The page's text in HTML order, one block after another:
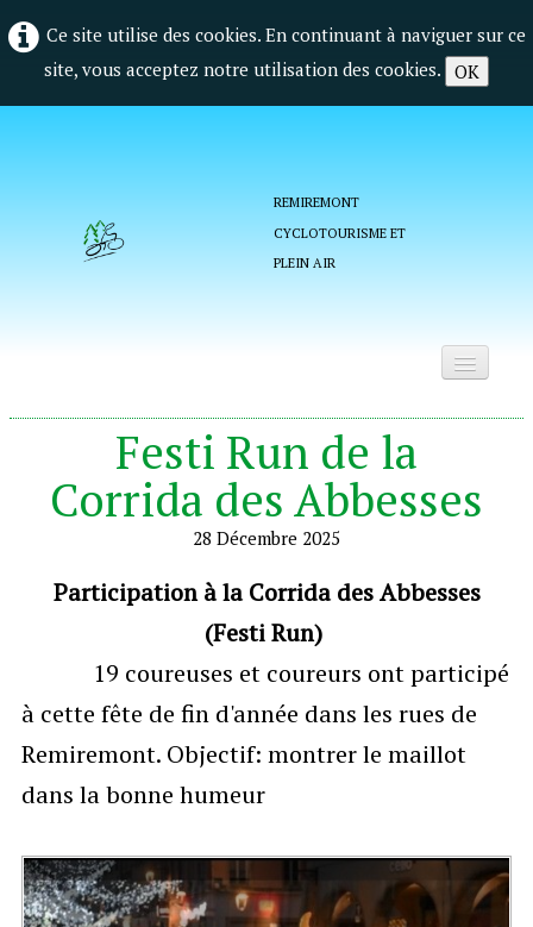
Ce site utilise des cookies. En continuant à naviguer sur ce
site, vous acceptez notre utilisation des cookies. OK
REMIREMONT
CYCLOTOURISME ET
PLEIN AIR
Accueil
Qui sommes nous ?
La vie du club▼
Adhérents
Festi Run de la
Corrida des Abbesses
28 Décembre 2025
Participation à la Corrida des Abbesses
(Festi Run)
19 coureuses et coureurs ont participé
à cette fête de fin d'année dans les rues de
Remiremont. Objectif: montrer le maillot
dans la bonne humeur